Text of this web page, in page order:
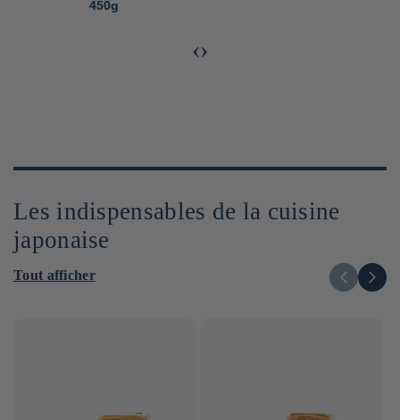
‹›
Les indispensables de la cuisine
japonaise
Tout afficher